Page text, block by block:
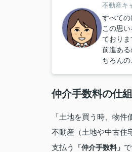
不動産キ
すべての
この思
ておりま
前進あ
ちろん
仲介手数料の仕
「土地を買う時、物件
不動産（土地や中古住
支払う
「仲介手数料」 で